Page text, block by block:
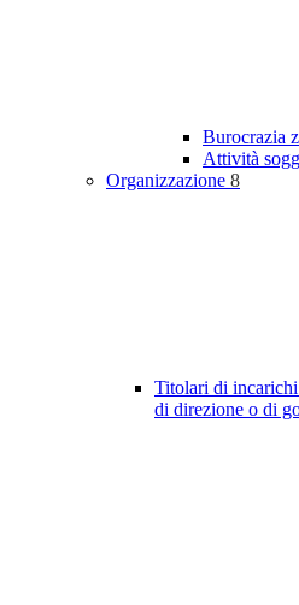
Burocrazia
Attività
Organizzazione 8
Titolari di
di direzione o di